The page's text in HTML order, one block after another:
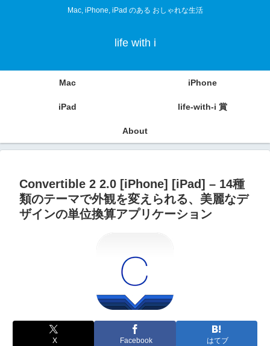
Mac, iPhone, iPad のある おしゃれな生活
life with i
Mac iPhone
iPad life-with-i 賞
About
Convertible 2 2.0 [iPhone] [iPad] – 14種
類のテーマで外観を変えられる、美麗なデ
ザインの単位換算アプリケーション
X Facebook はてブ